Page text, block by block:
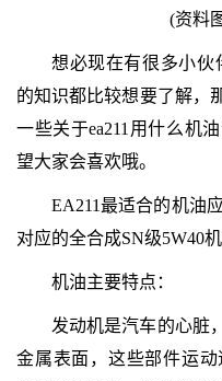
(资料
想必现在有很多小伙
的知识都比较想要了解，
一些关于ea211用什么机
望大家会喜欢哦。
EA211最适合的机油
对应的全合成SN级5W40
机油主要特点：
发动机是汽车的心脏
金属表面，这些部件运